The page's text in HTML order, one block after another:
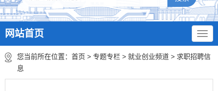
网站首页
您当前所在位置： 首页 > 专题专栏 > 就业创业频道 > 求职招聘信
息